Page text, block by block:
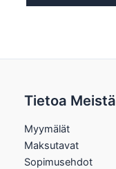
Tietoa Meistä
Myymälät
Maksutavat
Sopimusehdot